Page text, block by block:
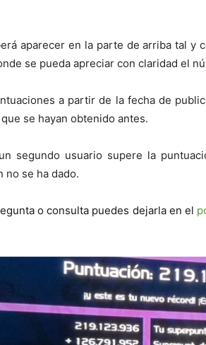
aparecer en la parte de arriba tal y
se pueda apreciar con claridad el
a partir de la fecha de
se hayan obtenido antes.
segundo usuario supere la
no se ha dado.
o consulta puedes dejarla en el